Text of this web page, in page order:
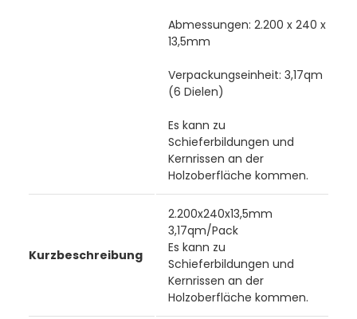
Abmessungen: 2.200 x 240 x
13,5mm
Verpackungseinheit: 3,17qm
(6 Dielen)
Es kann zu
Schieferbildungen und
Kernrissen an der
Holzoberfläche kommen.
Kurzbeschreibung
2.200x240x13,5mm
3,17qm/Pack
Es kann zu
Schieferbildungen und
Kernrissen an der
Holzoberfläche kommen.